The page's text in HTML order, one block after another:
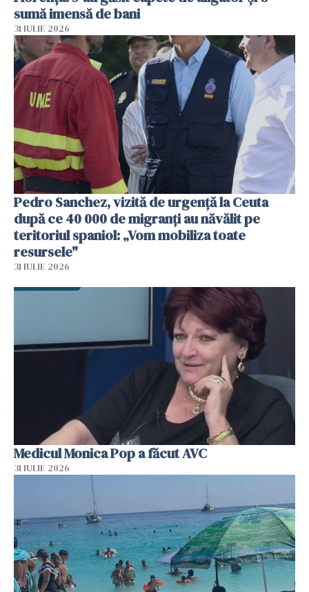
sumă imensă de bani
31 IULIE 2026
Pedro Sanchez, vizită de urgență la Ceuta
după ce 40 000 de migranți au năvălit pe
teritoriul spaniol: „Vom mobiliza toate
resursele"
31 IULIE 2026
Medicul Monica Pop a făcut AVC
31 IULIE 2026